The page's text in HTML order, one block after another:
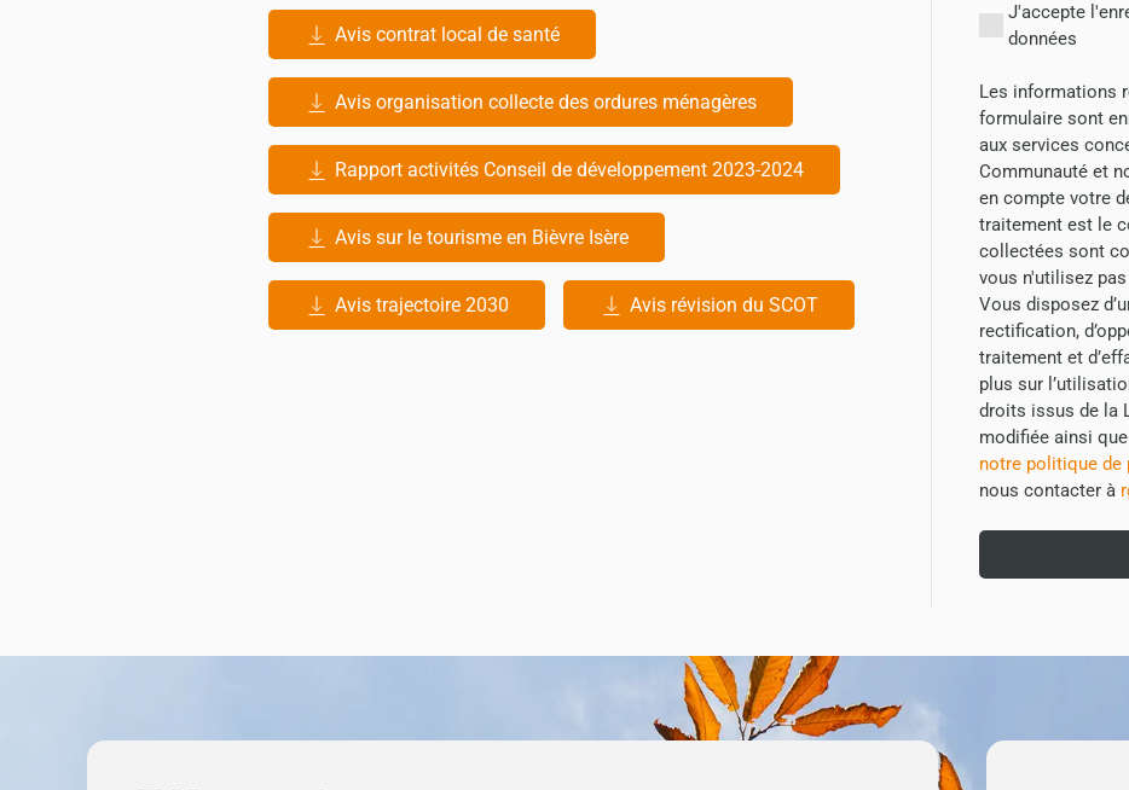
Avis contrat local de santé
Avis organisation collecte des ordures ménagères
Rapport activités Conseil de développement 2023-2024
Avis sur le tourisme en Bièvre Isère
Avis trajectoire 2030 Avis révision du SCOT
J'accepte
données
Les informations
formulaire sont
aux services
Communauté et
en compte votre
traitement est le
collectées sont
vous n'utilisez
Vous disposez
rectification,
traitement et
plus sur
droits issus de la
modifiée ainsi que
notre politique de
nous contacter à